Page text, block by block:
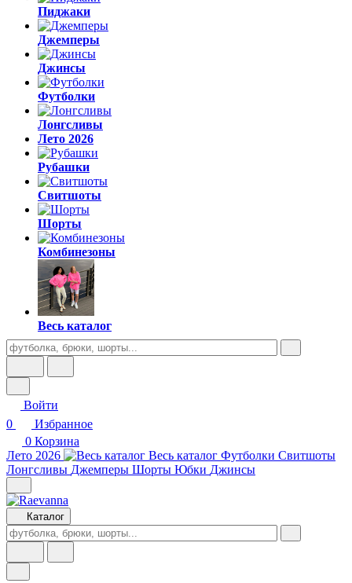
Пиджаки
Джемперы
Джинсы
Футболки
Лонгсливы
Лето 2026
Рубашки
Свитшоты
Шорты
Комбинезоны
Весь каталог
Войти
0
Избранное
0 Корзина
Лето 2026
Весь каталог Футболки Свитшоты
Лонгсливы Джемперы Шорты Юбки Джинсы
Каталог